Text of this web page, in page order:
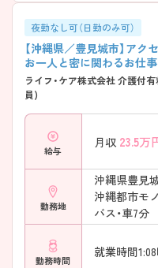
夜勤なし可（日勤のみ可）
【沖縄県／豊見城市】ア
お一人と密に関わるお仕
ライフ・ケア株式会社 介護付
員)
給与
月収 23.5万
勤務地
沖縄県豊見
沖縄都市モ
バス・車7分
勤務時間
就業時間1:08